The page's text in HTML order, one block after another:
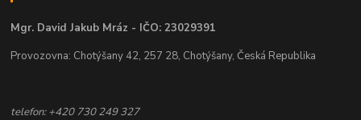
Mgr. David Jakub Mráz - IČO: 23029391
Provozovna: Chotýšany 42, 257 28, Chotýšany, Česká Republika
telefon: +420 730 249 327